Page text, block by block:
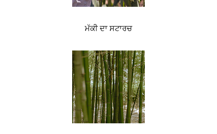
ਮੱਕੀ ਦਾ ਸਟਾਰਚ